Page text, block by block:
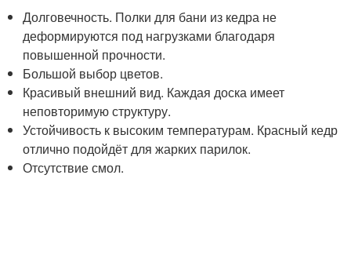
Долговечность. Полки для бани из кедра не
деформируются под нагрузками благодаря
повышенной прочности.
Большой выбор цветов.
Красивый внешний вид. Каждая доска имеет
неповторимую структуру.
Устойчивость к высоким температурам. Красный кедр
отлично подойдёт для жарких парилок.
Отсутствие смол.